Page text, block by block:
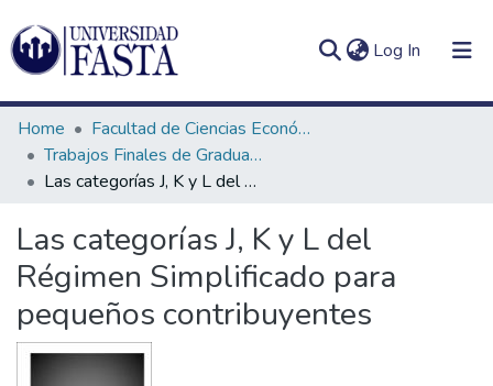
Log In (current)
Communities
&
Collections
All of DSpace
In(current)
Home
Facultad de Ciencias Económicas
Trabajos Finales de Graduación de Contador Público
Las categorías J, K y L del Régimen Simplificado para pequeños contribuyentes
Las categorías J, K y L del
Régimen Simplificado para
pequeños contribuyentes